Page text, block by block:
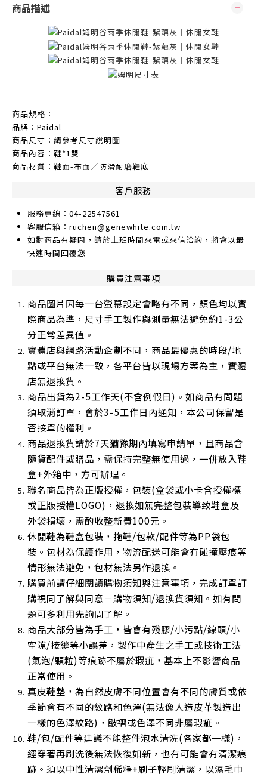
商品描述
商品規格：
品牌：Paidal
商品尺寸：請參考尺寸說明圖
商品內容：鞋*1雙
商品材質：鞋面-布面／防滑耐磨鞋底
客戶服務
服務專線：04-22547561
客服信箱：ruchen@genewhite.com.tw
如對商品有疑問，請於上班時間來電或來信洽詢，將會以最
快速時間回覆您
購買注意事項
商品圖片因每一台螢幕設定會略有不同，顏色均以實
際商品為準，尺寸手工製作與測量無法避免約1-3公
分正常差異值。
實體店與網路活動企劃不同，商品最優惠的時段/地
點或平台無法一致，各平台皆以現場方案為主，實體
店無退換貨。
商品出貨為2-5工作天(不含例假日)。如商品有問題
須取消訂單，會於3-5工作日內通知，本公司保留是
否接單的權利。
商品退換貨請於7天猶豫期內填寫申請單，且商品含
隨貨配件或贈品，需保持完整無使用過，一併放入鞋
盒+外箱中，方可辦理。
聯名商品皆為正版授權，包裝(盒袋或小卡含授權標
或正版授權LOGO)，退換如無完整包裝導致鞋盒及
外袋損壞，需酌收整新費100元。
休閒鞋為鞋盒包裝，拖鞋/包款/配件等為PP袋包
裝。包材為保護作用，物流配送可能會有碰撞壓痕等
情形無法避免，包材無法另作退換。
購買前請仔細閱讀購物須知與注意事項，完成訂單訂
購視同了解與同意－購物須知/退換貨須知。如有問
題可多利用先詢問了解。
商品大部分皆為手工，皆會有殘膠/小污點/線頭/小
空隙/接縫等小誤差，製作中產生之手工或技術工法
(氣泡/顆粒)等痕跡不屬於瑕疵，基本上不影響商品
正常使用 。
真皮鞋墊，為自然皮膚不同位置會有不同的膚質或依
季節會有不同的紋路和色澤(無法像人造皮革製造出
一樣的色澤紋路)，皺褶或色澤不同非屬瑕疵。
鞋/包/配件等建議不能整件泡水清洗(各家都一樣)，
經穿著再刷洗後無法恢復如新，也有可能會有清潔痕
跡。須以中性清潔劑稀釋+刷子輕刷清潔，以濕毛巾